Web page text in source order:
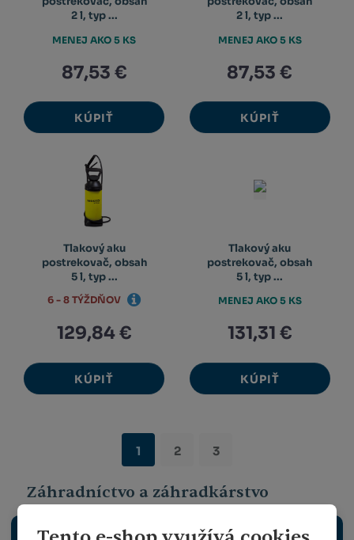
2 l, typ ...
87,53 €
KÚPIŤ
MENEJ AKO 5 KS
2 l, typ ...
87,53 €
KÚPIŤ
MENEJ AKO 5 KS
Tlakový aku
postrekovač, obsah
5 l, typ ...
129,84 €
KÚPIŤ
6 - 8 TÝŽDŇOV
Tlakový aku
postrekovač, obsah
5 l, typ ...
131,31 €
KÚPIŤ
MENEJ AKO 5 KS
1 2 3
Záhradníctvo a záhradkárstvo